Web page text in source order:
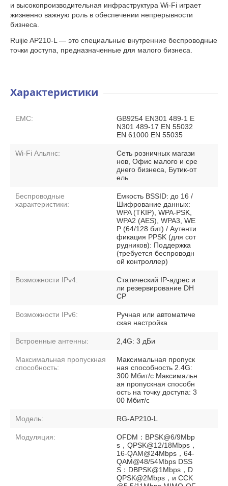
и высокопроизводительная инфраструктура Wi-Fi играет
жизненно важную роль в обеспечении непрерывности
бизнеса.
Ruijie AP210-L — это специальные внутренние беспроводные
точки доступа, предназначенные для малого бизнеса.
Характеристики
EMC:
GB9254 EN301 489-1 E
N301 489-17 EN 55032
EN 61000 EN 55035
Wi-Fi Альянс:
Сеть розничных магази
нов, Офис малого и сре
днего бизнеса, Бутик-от
ель
Беспроводные
характеристики:
Емкость BSSID: до 16 /
Шифрование данных:
WPA (TKIP), WPA-PSK,
WPA2 (AES), WPA3, WE
P (64/128 бит) / Аутенти
фикация PPSK (для сот
рудников): Поддержка
(требуется беспроводн
ой контроллер)
Возможности IPv4:
Статический IP-адрес и
ли резервирование DH
CP
Возможности IPv6:
Ручная или автоматиче
ская настройка
Встроенные антенны: 2,4G: 3 дБи
Максимальная пропускная
способность:
Максимальная пропуск
ная способность 2.4G:
300 Мбит/с Максимальн
ая пропускная способн
ость на точку доступа: 3
00 Мбит/с
Модель: RG-AP210-L
Модуляция:
OFDM：BPSK@6/9Mbp
s，QPSK@12/18Mbps，
16-QAM@24Mbps，64-
QAM@48/54Mbps DSS
S：DBPSK@1Mbps，D
QPSK@2Mbps，и CCK